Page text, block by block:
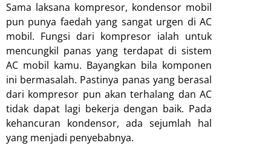
Sama laksana kompresor, kondensor mobil
pun punya faedah yang sangat urgen di AC
mobil. Fungsi dari kompresor ialah untuk
mencungkil panas yang terdapat di sistem
AC mobil kamu. Bayangkan bila komponen
ini bermasalah. Pastinya panas yang berasal
dari kompresor pun akan terhalang dan AC
tidak dapat lagi bekerja dengan baik. Pada
kehancuran kondensor, ada sejumlah hal
yang menjadi penyebabnya.